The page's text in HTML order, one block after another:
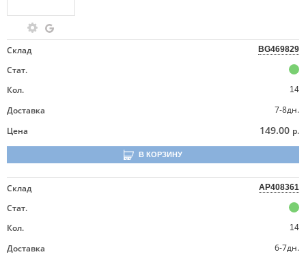
Склад BG469829
Стат.
Кол.
14
Доставка
7-8дн.
Цена
149.00 р.
В КОРЗИНУ
Склад AP408361
Стат.
Кол.
14
Доставка
6-7дн.